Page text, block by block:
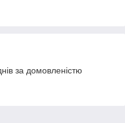
за домовленістю